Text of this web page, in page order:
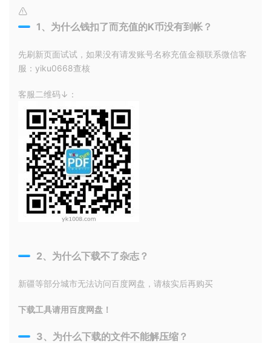
1、为什么钱扣了而充值的K币没有到帐？
先刷新页面试试，如果没有请发账号名称充值金额联系微信客
服：yiku0668查核
客服二维码↓：
2、为什么下载不了杂志？
新疆等部分城市无法访问百度网盘，请核实后再购买
下载工具请用百度网盘！
3、为什么下载的文件不能解压缩？